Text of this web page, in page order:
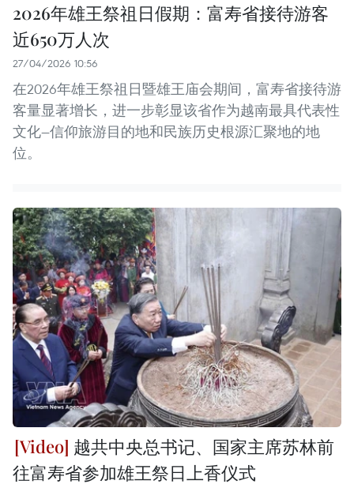
2026年雄王祭祖日假期：富寿省接待游客
近650万人次
27/04/2026 10:56
在2026年雄王祭祖日暨雄王庙会期间，富寿省接待游
客量显著增长，进一步彰显该省作为越南最具代表性
文化—信仰旅游目的地和民族历史根源汇聚地的地
位。
越共中央总书记、国家主席苏林前
往富寿省参加雄王祭日上香仪式